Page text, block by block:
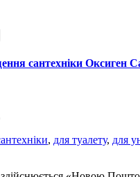
сантехніки Оксиген
, для туалету, для